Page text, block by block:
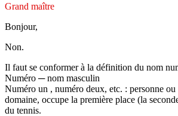
Grand maître
Bonjour,
Non.
Il faut se conformer à la définition du nom
Numéro ─ nom masculin
Numéro un , numéro deux, etc. : personne ou
domaine, occupe la première place (la
du tennis.